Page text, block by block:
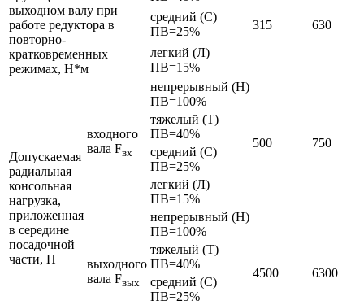
выходном валу при
работе редуктора в
повторно-
кратковременных
режимах, Н*м
315 630
средний (С)
ПВ=25%
легкий (Л)
ПВ=15%
Допускаемая
радиальная
консольная
нагрузка,
приложенная
в середине
посадочной
части, Н
входного
вала Fвх
непрерывный (Н)
ПВ=100%
500 750
тяжелый (Т)
ПВ=40%
средний (С)
ПВ=25%
легкий (Л)
ПВ=15%
выходного
вала Fвых
непрерывный (Н)
ПВ=100%
4500 6300
тяжелый (Т)
ПВ=40%
средний (С)
ПВ=25%